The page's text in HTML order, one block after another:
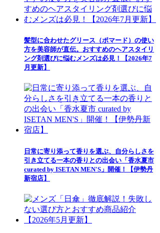
髪型に合わせたグリース（ポマード）の使い
方を美容師が直伝。おすすめのヘアスタイリ
ング剤選びに悩むメンズは必見！【2026年7
月更新】
日常に寄り添って香りを選ぶ、自分らしさを
引き立てる一本の香りとの出会い「香水夏市
curated by ISETAN MEN'S」開催！【伊勢丹
新宿店】